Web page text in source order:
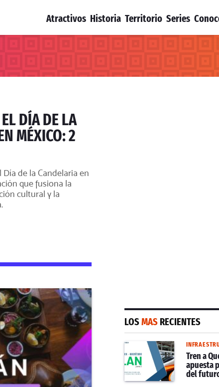
Atractivos Historia Territorio Series
DÍA DE LA
MÉXICO: 2
de la Candelaria en
que fusiona la
cultural y la
LOSMAS RECIENTES
Tren a
apuesta
del